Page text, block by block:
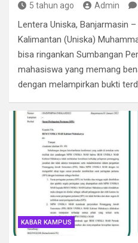
5 tahun ago Admin
Lentera Uniska, Banjarmasin
Kalimantan (Uniska)
bisa ringankan Sumbangan
mahasiswa yang memang
dengan melampirkan bukti
KABAR KAMPUS